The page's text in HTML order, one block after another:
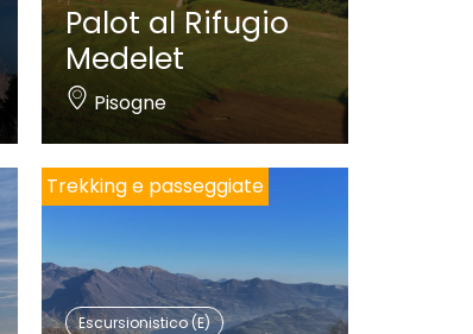
Palot al Rifugio
Medelet
Pisogne
Trekking e passeggiate
Escursionistico (E)